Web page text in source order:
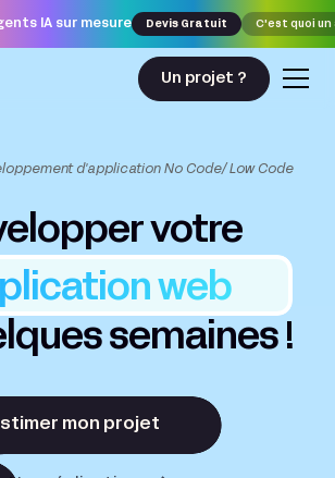
IA sur mesure Devis Gratuit C'est quoi un
Un projet ?
d'application No Code/ Low Code
votre
web
semaines !
mon projet